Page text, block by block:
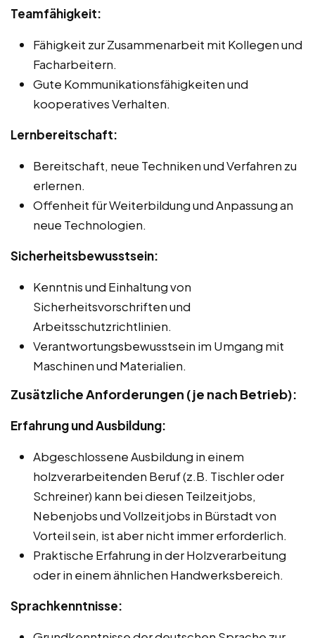
Teamfähigkeit:
Fähigkeit zur Zusammenarbeit mit Kollegen und
Facharbeitern.
Gute Kommunikationsfähigkeiten und
kooperatives Verhalten.
Lernbereitschaft:
Bereitschaft, neue Techniken und Verfahren zu
erlernen.
Offenheit für Weiterbildung und Anpassung an
neue Technologien.
Sicherheitsbewusstsein:
Kenntnis und Einhaltung von
Sicherheitsvorschriften und
Arbeitsschutzrichtlinien.
Verantwortungsbewusstsein im Umgang mit
Maschinen und Materialien.
Zusätzliche Anforderungen (je nach Betrieb):
Erfahrung und Ausbildung:
Abgeschlossene Ausbildung in einem
holzverarbeitenden Beruf (z.B. Tischler oder
Schreiner) kann bei diesen Teilzeitjobs,
Nebenjobs und Vollzeitjobs in Bürstadt von
Vorteil sein, ist aber nicht immer erforderlich.
Praktische Erfahrung in der Holzverarbeitung
oder in einem ähnlichen Handwerksbereich.
Sprachkenntnisse: